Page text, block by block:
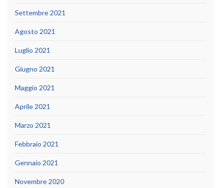
Settembre 2021
Agosto 2021
Luglio 2021
Giugno 2021
Maggio 2021
Aprile 2021
Marzo 2021
Febbraio 2021
Gennaio 2021
Novembre 2020